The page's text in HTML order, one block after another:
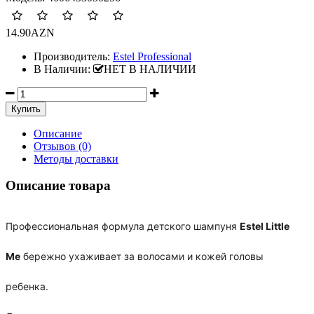
14.90AZN
Производитель: Estel Professional
В Наличии:
НЕТ В НАЛИЧИИ
Описание
Отзывов (0)
Методы доставки
Описание товара
Профессиональная формула детского шампуня Estel Little
Me бережно ухаживает за волосами и кожей головы
ребенка.